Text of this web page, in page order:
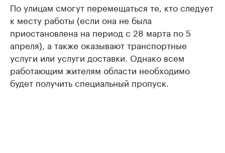
По улицам смогут перемещаться те, кто следует
к месту работы (если она не была
приостановлена на период с 28 марта по 5
апреля), а также оказывают транспортные
услуги или услуги доставки. Однако всем
работающим жителям области необходимо
будет получить специальный пропуск.